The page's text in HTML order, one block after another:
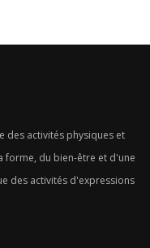
activités physiques et
forme, du bien-être et d'une
des activités d'expressions